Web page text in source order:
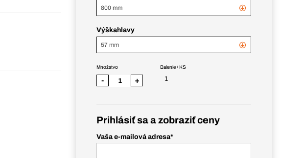
800 mm
Výškahlavy
57 mm
Balenie / KS
1
Množstvo
- +
Prihlásiť sa a zobraziť ceny
Vaša e-mailová adresa*